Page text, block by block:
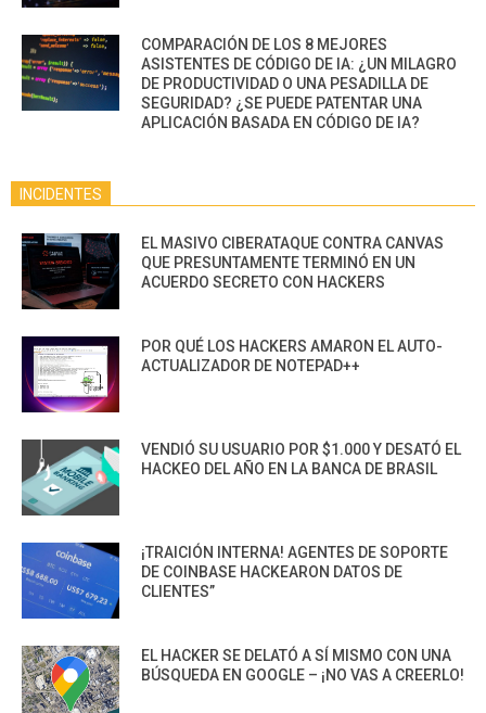
COMPARACIÓN DE LOS 8 MEJORES
ASISTENTES DE CÓDIGO DE IA: ¿UN MILAGRO
DE PRODUCTIVIDAD O UNA PESADILLA DE
SEGURIDAD? ¿SE PUEDE PATENTAR UNA
APLICACIÓN BASADA EN CÓDIGO DE IA?
INCIDENTES
EL MASIVO CIBERATAQUE CONTRA CANVAS
QUE PRESUNTAMENTE TERMINÓ EN UN
ACUERDO SECRETO CON HACKERS
POR QUÉ LOS HACKERS AMARON EL AUTO-
ACTUALIZADOR DE NOTEPAD++
VENDIÓ SU USUARIO POR $1.000 Y DESATÓ EL
HACKEO DEL AÑO EN LA BANCA DE BRASIL
¡TRAICIÓN INTERNA! AGENTES DE SOPORTE
DE COINBASE HACKEARON DATOS DE
CLIENTES”
EL HACKER SE DELATÓ A SÍ MISMO CON UNA
BÚSQUEDA EN GOOGLE – ¡NO VAS A CREERLO!